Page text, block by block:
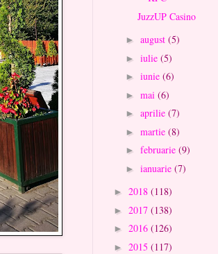
JuzzUP Casino
► august (5)
► iulie (5)
► iunie (6)
► mai (6)
► aprilie (7)
► martie (8)
► februarie (9)
► ianuarie (7)
► 2018 (118)
► 2017 (138)
► 2016 (126)
► 2015 (117)